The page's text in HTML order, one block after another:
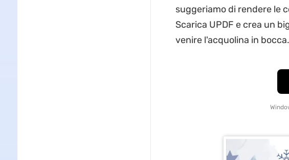
suggeriamo di rendere le
Scarica UPDF e crea un
venire l'acquolina in bocca.